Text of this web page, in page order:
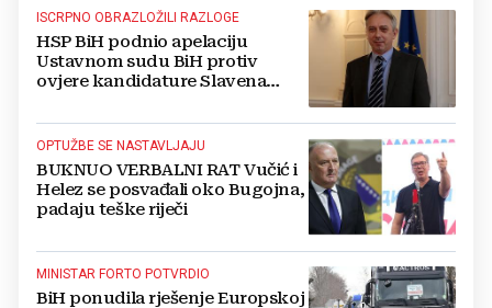
ISCRPNO OBRAZLOŽILI RAZLOGE
HSP BiH podnio apelaciju
Ustavnom sudu BiH protiv
ovjere kandidature Slavena
OPTUŽBE SE NASTAVLJAJU
BUKNUO VERBALNI RAT Vučić i
Helez se posvađali oko Bugojna,
padaju teške riječi
MINISTAR FORTO POTVRDIO
BiH ponudila rješenje Europskoj